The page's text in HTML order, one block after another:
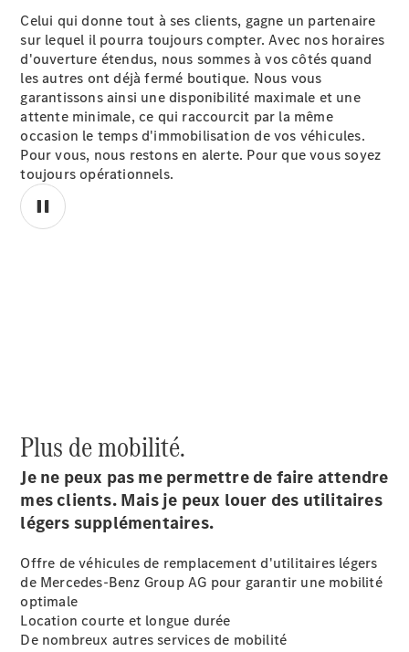
Celui qui donne tout à ses clients, gagne un partenaire
sur lequel il pourra toujours compter. Avec nos horaires
d'ouverture étendus, nous sommes à vos côtés quand
les autres ont déjà fermé boutique. Nous vous
garantissons ainsi une disponibilité maximale et une
attente minimale, ce qui raccourcit par la même
occasion le temps d'immobilisation de vos véhicules.
Pour vous, nous restons en alerte. Pour que vous soyez
toujours opérationnels.
Plus de mobilité.
Je ne peux pas me permettre de faire attendre
mes clients. Mais je peux louer des utilitaires
légers supplémentaires.
Offre de véhicules de remplacement d'utilitaires légers
de Mercedes-Benz Group AG pour garantir une mobilité
optimale
Location courte et longue durée
De nombreux autres services de mobilité